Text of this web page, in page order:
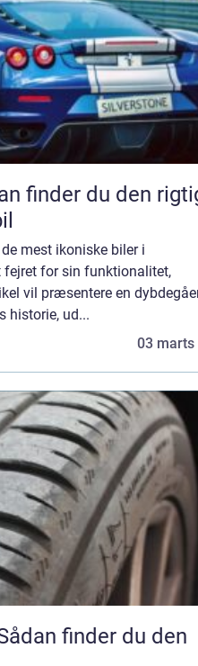
mest ikoniske biler i
fejret for sin funktionalitet,
vil præsentere en
historie, ud...
03 marts
finder du den